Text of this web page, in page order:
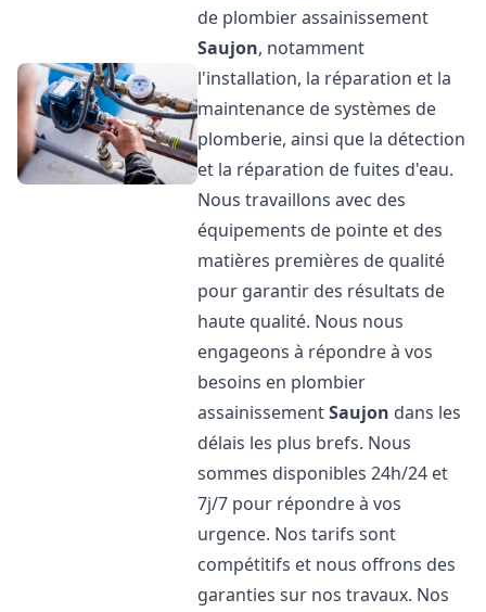
de plombier assainissement
Saujon, notamment
l'installation, la réparation et la
maintenance de systèmes de
plomberie, ainsi que la détection
et la réparation de fuites d'eau.
Nous travaillons avec des
équipements de pointe et des
matières premières de qualité
pour garantir des résultats de
haute qualité. Nous nous
engageons à répondre à vos
besoins en plombier
assainissementSaujon dans les
délais les plus brefs. Nous
sommes disponibles 24h/24 et
7j/7 pour répondre à vos
urgence. Nos tarifs sont
compétitifs et nous offrons des
garanties sur nos travaux. Nos